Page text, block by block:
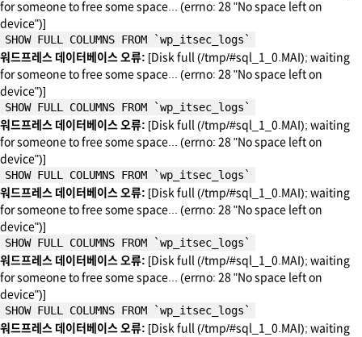
for someone to free some space... (errno: 28 "No space left on
device")]
SHOW FULL COLUMNS FROM `wp_itsec_logs`
워드프레스 데이터베이스 오류: [Disk full (/tmp/#sql_1_0.MAI); waiting
for someone to free some space... (errno: 28 "No space left on
device")]
SHOW FULL COLUMNS FROM `wp_itsec_logs`
워드프레스 데이터베이스 오류: [Disk full (/tmp/#sql_1_0.MAI); waiting
for someone to free some space... (errno: 28 "No space left on
device")]
SHOW FULL COLUMNS FROM `wp_itsec_logs`
워드프레스 데이터베이스 오류: [Disk full (/tmp/#sql_1_0.MAI); waiting
for someone to free some space... (errno: 28 "No space left on
device")]
SHOW FULL COLUMNS FROM `wp_itsec_logs`
워드프레스 데이터베이스 오류: [Disk full (/tmp/#sql_1_0.MAI); waiting
for someone to free some space... (errno: 28 "No space left on
device")]
SHOW FULL COLUMNS FROM `wp_itsec_logs`
워드프레스 데이터베이스 오류: [Disk full (/tmp/#sql_1_0.MAI); waiting